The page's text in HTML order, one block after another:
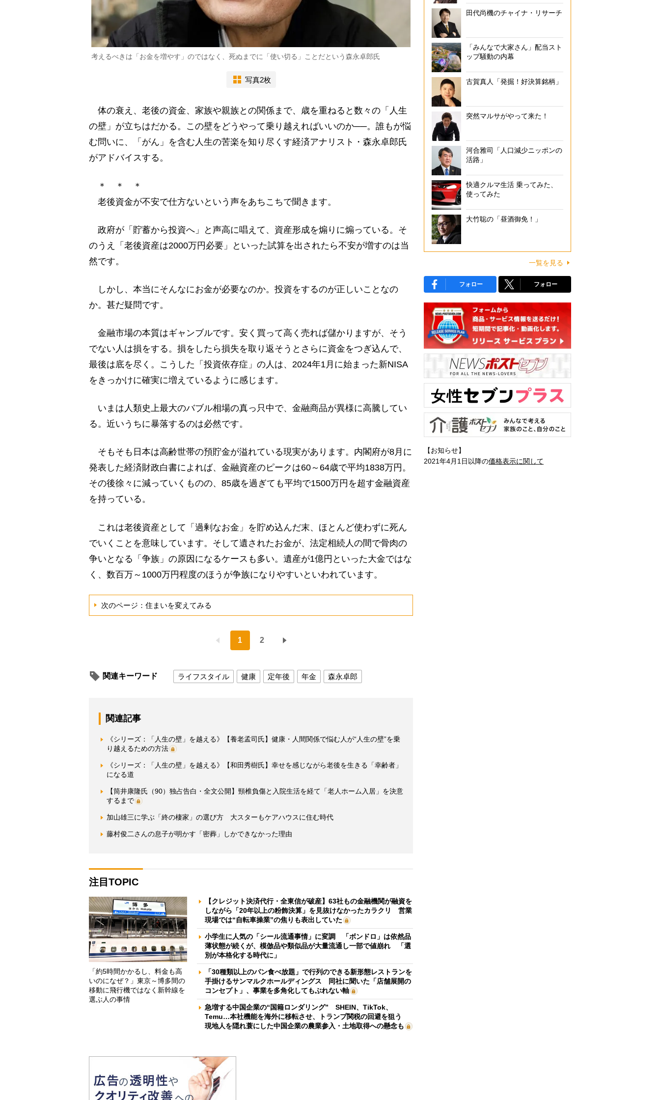
考えるべきは「お金を増やす」のではなく、死ぬまでに「使い切る」ことだという森永卓郎氏
写真2枚
体の衰え、老後の資金、家族や親族との関係まで、歳を重ねると数々の「人生
の壁」が立ちはだかる。この壁をどうやって乗り越えればいいのか──。誰もが悩
む問いに、「がん」を含む人生の苦楽を知り尽くす経済アナリスト・森永卓郎氏
がアドバイスする。
＊ ＊ ＊
老後資金が不安で仕方ないという声をあちこちで聞きます。
政府が「貯蓄から投資へ」と声高に唱えて、資産形成を煽りに煽っている。そ
のうえ「老後資産は2000万円必要」といった試算を出されたら不安が増すのは当
然です。
しかし、本当にそんなにお金が必要なのか。投資をするのが正しいことなの
か。甚だ疑問です。
金融市場の本質はギャンブルです。安く買って高く売れば儲かりますが、そう
でない人は損をする。損をしたら損失を取り返そうとさらに資金をつぎ込んで、
最後は底を尽く。こうした「投資依存症」の人は、2024年1月に始まった新NISA
をきっかけに確実に増えているように感じます。
いまは人類史上最大のバブル相場の真っ只中で、金融商品が異様に高騰してい
る。近いうちに暴落するのは必然です。
そもそも日本は高齢世帯の預貯金が溢れている現実があります。内閣府が8月に
発表した経済財政白書によれば、金融資産のピークは60～64歳で平均1838万円。
その後徐々に減っていくものの、85歳を過ぎても平均で1500万円を超す金融資産
を持っている。
これは老後資産として「過剰なお金」を貯め込んだ末、ほとんど使わずに死ん
でいくことを意味しています。そして遺されたお金が、法定相続人の間で骨肉の
争いとなる「争族」の原因になるケースも多い。遺産が1億円といった大金ではな
く、数百万～1000万円程度のほうが争族になりやすいといわれています。
次のページ：住まいを変えてみる
1 2
関連キーワード ライフスタイル 健康 定年後 年金 森永卓郎
関連記事
《シリーズ：「人生の壁」を越える》【養老孟司氏】健康・人間関係で悩む人が“人生の壁”を乗
り越えるための方法
《シリーズ：「人生の壁」を越える》【和田秀樹氏】幸せを感じながら老後を生きる「幸齢者」
になる道
【筒井康隆氏（90）独占告白・全文公開】頸椎負傷と入院生活を経て「老人ホーム入居」を決意
するまで
加山雄三に学ぶ「終の棲家」の選び方 大スターもケアハウスに住む時代
藤村俊二さんの息子が明かす「密葬」しかできなかった理由
注目TOPIC
「約5時間かかるし、料金も高
いのになぜ？」東京～博多間の
移動に飛行機ではなく新幹線を
選ぶ人の事情
【クレジット決済代行・全東信が破産】63社もの金融機関が融資を
しながら「20年以上の粉飾決算」を見抜けなかったカラクリ 営業
現場では“自転車操業”の焦りも表出していた
小学生に人気の「シール流通事情」に変調 「ボンドロ」は依然品
薄状態が続くが、模倣品や類似品が大量流通し一部で値崩れ 「選
別が本格化する時代に」
「30種類以上のパン食べ放題」で行列のできる新形態レストランを
手掛けるサンマルクホールディングス 同社に聞いた「店舗展開の
コンセプト」、事業を多角化してもぶれない軸
急増する中国企業の“国籍ロンダリング” SHEIN、TikTok、
Temu…本社機能を海外に移転させ、トランプ関税の回避を狙う
現地人を隠れ蓑にした中国企業の農業参入・土地取得への懸念も
田代尚機のチャイナ・リサーチ
「みんなで大家さん」配当スト
ップ騒動の内幕
古賀真人「発掘！好決算銘柄」
突然マルサがやって来た！
河合雅司「人口減少ニッポンの
活路」
快適クルマ生活 乗ってみた、
使ってみた
大竹聡の「昼酒御免！」
一覧を見る
フォロー フォロー
【お知らせ】
2021年4月1日以降の価格表示に関して